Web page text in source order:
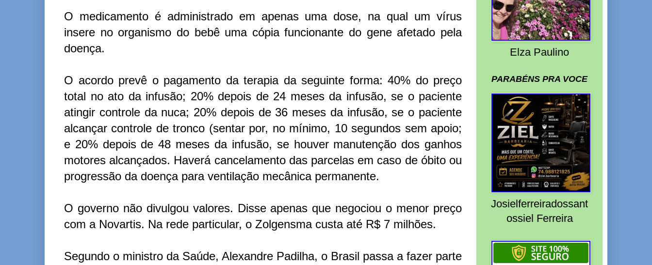
O medicamento é administrado em apenas uma dose, na qual um vírus
insere no organismo do bebê uma cópia funcionante do gene afetado pela
doença.
O acordo prevê o pagamento da terapia da seguinte forma: 40% do preço
total no ato da infusão; 20% depois de 24 meses da infusão, se o paciente
atingir controle da nuca; 20% depois de 36 meses da infusão, se o paciente
alcançar controle de tronco (sentar por, no mínimo, 10 segundos sem apoio;
e 20% depois de 48 meses da infusão, se houver manutenção dos ganhos
motores alcançados. Haverá cancelamento das parcelas em caso de óbito ou
progressão da doença para ventilação mecânica permanente.
O governo não divulgou valores. Disse apenas que negociou o menor preço
com a Novartis. Na rede particular, o Zolgensma custa até R$ 7 milhões.
Segundo o ministro da Saúde, Alexandre Padilha, o Brasil passa a fazer parte
Elza Paulino
PARABÉNS PRA VOCE
Josielferreiradossant
ossiel Ferreira